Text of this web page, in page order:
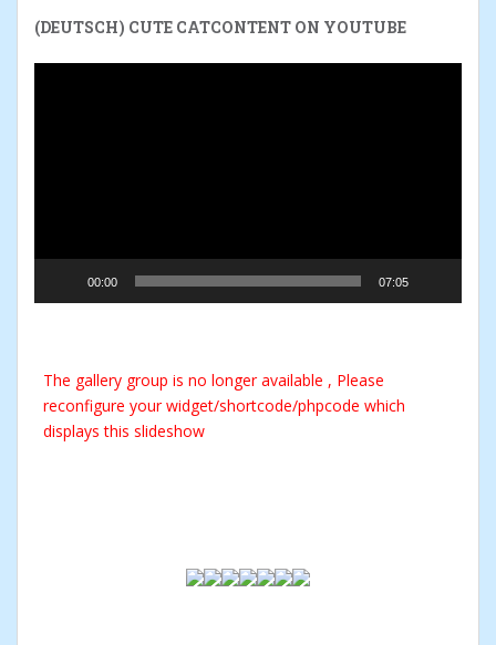
(DEUTSCH) CUTE CATCONTENT ON YOUTUBE
00:00 07:05
The gallery group is no longer available , Please
reconfigure your widget/shortcode/phpcode which
displays this slideshow